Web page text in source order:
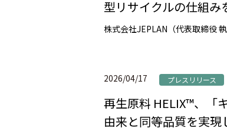
型リサイクルの仕組み
2026/04/17 プレスリリース
再生原料 HELIX™、「
由来と同等品質を実